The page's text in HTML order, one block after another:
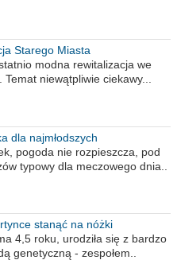
Starego Miasta
modna rewitalizacja we
Temat niewątpliwie ciekawy...
dla najmłodszych
pogoda nie rozpieszcza, pod
typowy dla meczowego dnia..
stanąć na nóżki
4,5 roku, urodziła się z bardzo
genetyczną - zespołem..